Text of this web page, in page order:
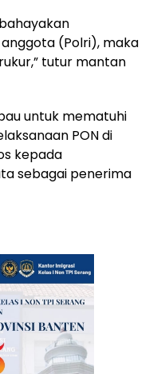
(Polri), maka
tutur mantan
untuk mematuhi
PON di
kepada
sebagai penerima